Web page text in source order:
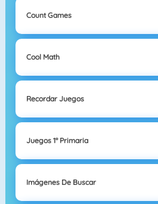
Count Games
Cool Math
Recordar Juegos
Juegos 1° Primaria
Imágenes De Buscar